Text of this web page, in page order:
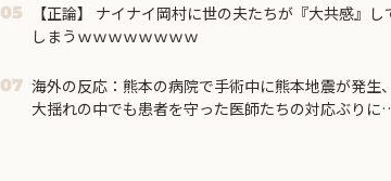
05
【正論】 ナイナイ岡村に世の夫たちが『大共感』し
しまうｗｗｗｗｗｗｗｗ
07 海外の反応：熊本の病院で手術中に熊本地震が発生、
大揺れの中でも患者を守った医師たちの対応ぶりに